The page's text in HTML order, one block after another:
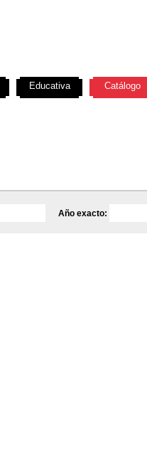
Año exacto:
Educativa Catálogo